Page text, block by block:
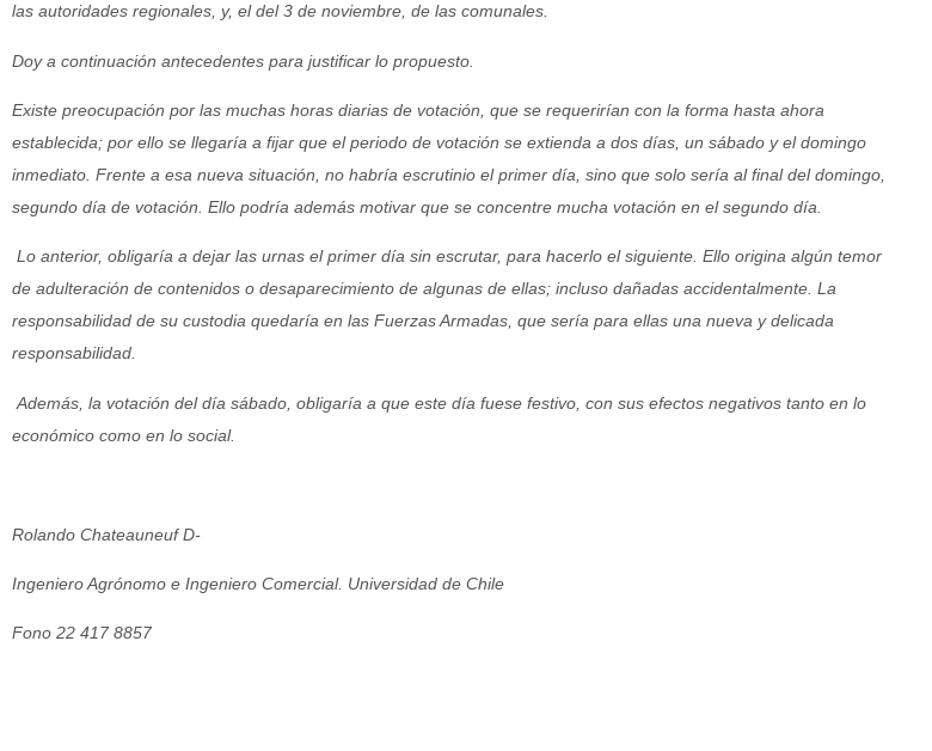
las autoridades regionales, y, el del 3 de noviembre, de las comunales.
Doy a continuación antecedentes para justificar lo propuesto.
Existe preocupación por las muchas horas diarias de votación, que se requerirían con la forma hasta ahora
establecida; por ello se llegaría a fijar que el periodo de votación se extienda a dos días, un sábado y el domingo
inmediato. Frente a esa nueva situación, no habría escrutinio el primer día, sino que solo sería al final del domingo,
segundo día de votación. Ello podría además motivar que se concentre mucha votación en el segundo día.
Lo anterior, obligaría a dejar las urnas el primer día sin escrutar, para hacerlo el siguiente. Ello origina algún temor
de adulteración de contenidos o desaparecimiento de algunas de ellas; incluso dañadas accidentalmente. La
responsabilidad de su custodia quedaría en las Fuerzas Armadas, que sería para ellas una nueva y delicada
responsabilidad.
Además, la votación del día sábado, obligaría a que este día fuese festivo, con sus efectos negativos tanto en lo
económico como en lo social.
Rolando Chateauneuf D-
Ingeniero Agrónomo e Ingeniero Comercial. Universidad de Chile
Fono 22 417 8857